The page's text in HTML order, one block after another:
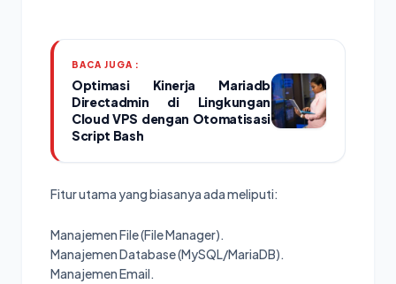
BACA JUGA :
Optimasi Kinerja Mariadb
Directadmin di Lingkungan
Cloud VPS dengan Otomatisasi
Script Bash
Fitur utama yang biasanya ada meliputi:
Manajemen File (File Manager).
Manajemen Database (MySQL/MariaDB).
Manajemen Email.